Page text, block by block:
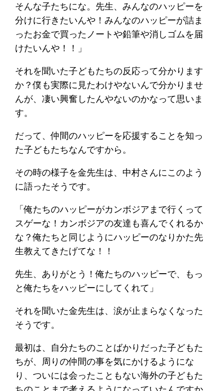
そんな子たちにな。先生、みんなのハッピーを
分けに行きたいんや！みんなのハッピーが詰ま
ったお金で買ったノートや鉛筆や消しゴムを届
けたいんや！！」
それを聞いた子どもたちの反応って分かります
か？僕も実際に見たわけやないんで分かりませ
んが、凄い興奮したんやないのかなって思いま
す。
だって、仲間のハッピーを応援することを知っ
た子どもたちなんですから。
その時の様子を金先生は、中村さんにこのよう
に語ったそうです。
「俺たちのハッピーがカンボジアまで行くって
スゲーな！カンボジアの友達も喜んでくれるか
な？俺たちと同じようにハッピーのなりかた先
生教えてきたげてな！！
先生、ありがとう！俺たちのハッピーで、もっ
と俺たちをハッピーにしてくれて」
それを聞いた金先生は、涙が止まらなくなった
そうです。
最初は、自分たちのことばかりだった子どもた
ちが、周りの仲間の事を気にかけるようにな
り、ついには会ったこともない海外の子どもた